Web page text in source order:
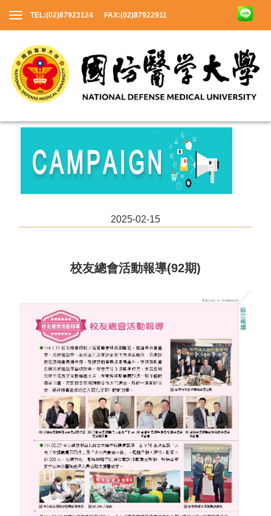
TEL:(02)87923124 FAX:(02)87922911
2025-02-15
校友總會活動報導(92期)